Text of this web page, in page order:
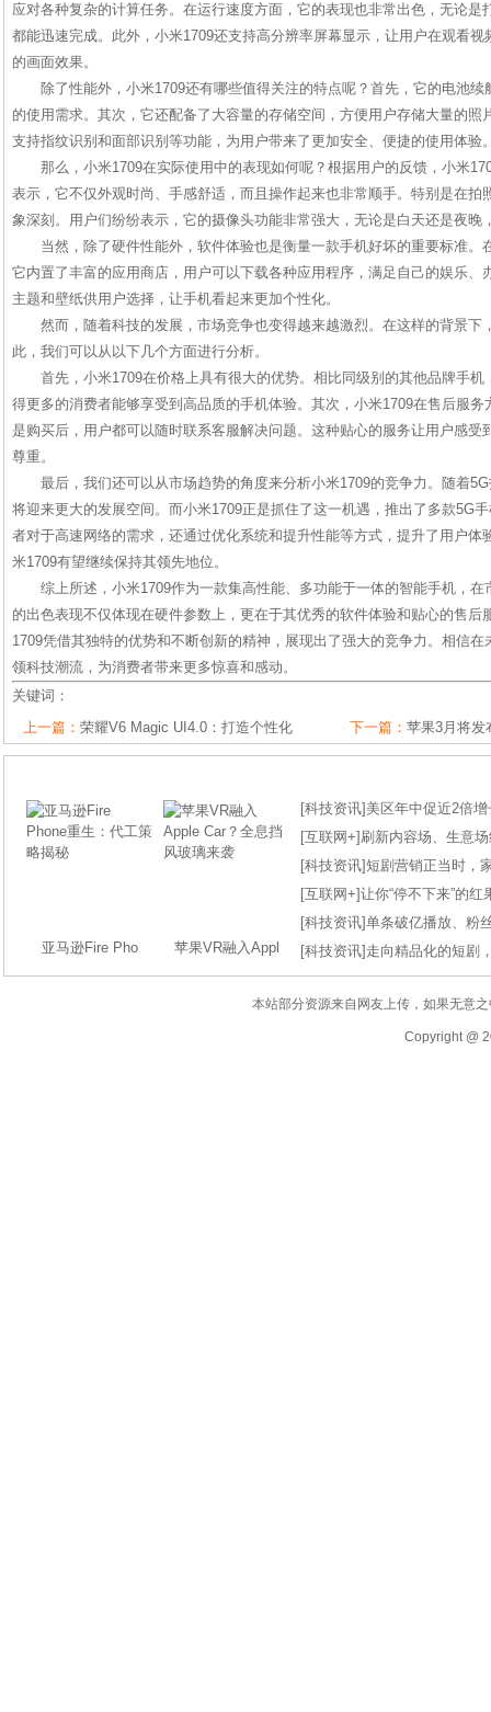
应对各种复杂的计算任务。在运行速度方面，它的表现也非常出色，无论是
都能迅速完成。此外，小米1709还支持高分辨率屏幕显示，让用户在观看
的画面效果。
除了性能外，小米1709还有哪些值得关注的特点呢？首先，它的电池
的使用需求。其次，它还配备了大容量的存储空间，方便用户存储大量的照
支持指纹识别和面部识别等功能，为用户带来了更加安全、便捷的使用体验
那么，小米1709在实际使用中的表现如何呢？根据用户的反馈，小米
表示，它不仅外观时尚、手感舒适，而且操作起来也非常顺手。特别是在拍
象深刻。用户们纷纷表示，它的摄像头功能非常强大，无论是白天还是夜晚
当然，除了硬件性能外，软件体验也是衡量一款手机好坏的重要标准。
它内置了丰富的应用商店，用户可以下载各种应用程序，满足自己的娱乐、
主题和壁纸供用户选择，让手机看起来更加个性化。
然而，随着科技的发展，市场竞争也变得越来越激烈。在这样的背景下
此，我们可以从以下几个方面进行分析。
首先，小米1709在价格上具有很大的优势。相比同级别的其他品牌手
得更多的消费者能够享受到高品质的手机体验。其次，小米1709在售后服
是购买后，用户都可以随时联系客服解决问题。这种贴心的服务让用户感受
尊重。
最后，我们还可以从市场趋势的角度来分析小米1709的竞争力。随着
将迎来更大的发展空间。而小米1709正是抓住了这一机遇，推出了多款5G
者对于高速网络的需求，还通过优化系统和提升性能等方式，提升了用户体
米1709有望继续保持其领先地位。
综上所述，小米1709作为一款集高性能、多功能于一体的智能手机，
的出色表现不仅体现在硬件参数上，更在于其优秀的软件体验和贴心的售后
1709凭借其独特的优势和不断创新的精神，展现出了强大的竞争力。相信
领科技潮流，为消费者带来更多惊喜和感动。
关键词：
上一篇： 荣耀V6 Magic UI4.0：打造个性化 下一篇： 苹果3月将发
亚马逊Fire Pho 苹果VR融入Appl
[科技资讯] 美区年中促近2倍
[互联网+] 刷新内容场、生意
[科技资讯]短剧营销正当时，
[互联网+]让你“停不下来”的
[科技资讯]单条破亿播放、粉
[科技资讯] 走向精品化的短剧
本站部分资源来自网友上传，如果无意
Copyright @